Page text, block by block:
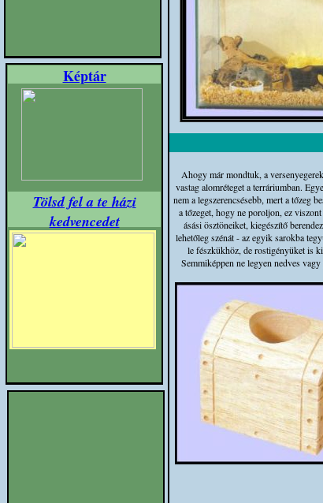
Tölsd fel a te házi
kedvencedet
Képtár
Ahogy már mondtuk, a
vastag alomréteget a terráriumban.
nem a legszerencsésebb, mert a tőzeg
a tőzeget, hogy ne poroljon, ez
ásási ösztöneiket, kiegészítő
lehetőleg szénát - az egyik sarokba
le fészkükhöz, de rostigényüket is
Semmiképpen ne legyen nedves